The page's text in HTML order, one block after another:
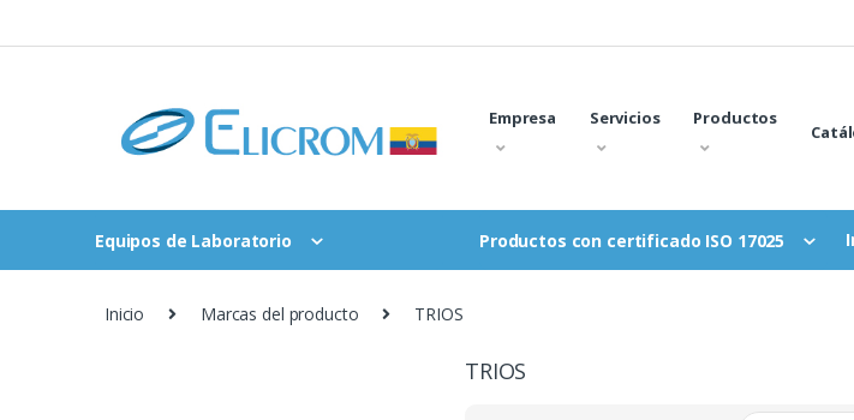
al
Empresa Servicios Productos
Equipos de Laboratorio Productos con certificado ISO 17025
Inicio Marcas del producto TRIOS
TRIOS